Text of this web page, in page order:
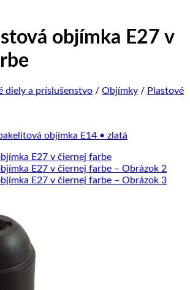
objímka E27 v
diely a príslušenstvo / Objímky / Plastové